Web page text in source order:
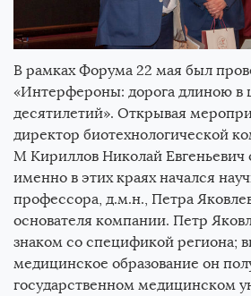
В рамках Форума 22 мая был
«Интерфероны: дорога длиною в
десятилетий». Открывая
директор биотехнологической
М Кириллов Николай Евгеньевич
именно в этих краях начался
профессора, д.м.н., Петра
основателя компании. Петр
знаком со спецификой региона;
медицинское образование он
государственном медицинском